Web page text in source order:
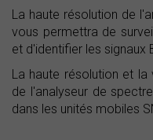
La haute résolution de
vous permettra de
et d'identifier les signaux
La haute résolution et
de l'analyseur de
dans les unités mobiles